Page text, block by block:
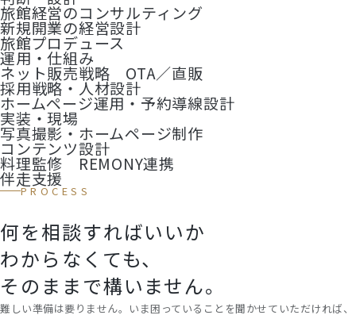
旅館経営のコンサルティング
新規開業の経営設計
旅館プロデュース
運用・仕組み
ネット販売戦略 OTA／直販
採用戦略・人材設計
ホームページ運用・予約導線設計
実装・現場
写真撮影・ホームページ制作
コンテンツ設計
料理監修 REMONY連携
伴走支援
PROCESS
何を相談すればいいか
わからなくても、
そのままで構いません。
難しい準備は要りません。いま困っていることを聞かせていただければ、